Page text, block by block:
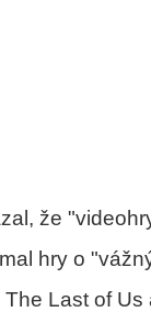
že
hry o
Last of Us